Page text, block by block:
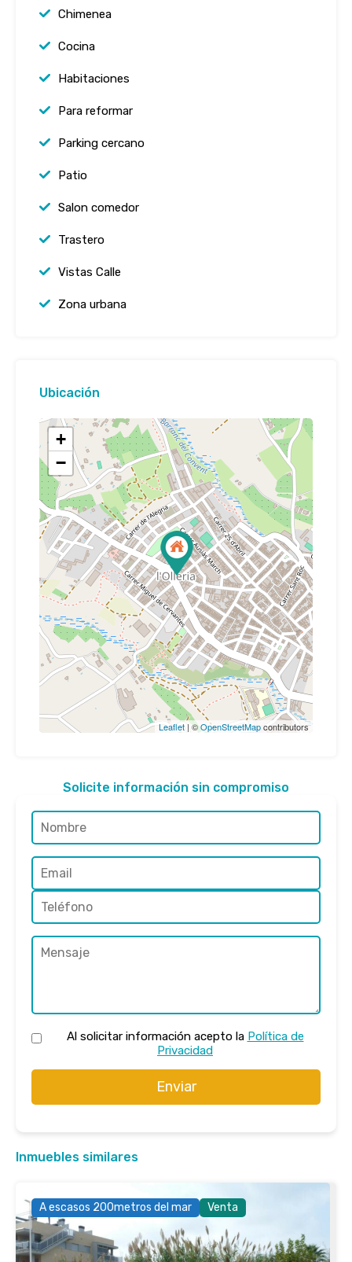
Chimenea
Cocina
Habitaciones
Para reformar
Parking cercano
Patio
Salon comedor
Trastero
Vistas Calle
Zona urbana
Ubicación
+
−
Leaflet | ©OpenStreetMapcontributors
Solicite información sin compromiso
Al solicitar información acepto la Política de
Privacidad
Enviar
Inmuebles similares
A escasos 200metros del mar Venta